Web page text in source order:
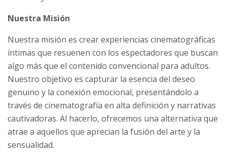
Nuestra Misión
Nuestra misión es crear experiencias cinematográficas
íntimas que resuenen con los espectadores que buscan
algo más que el contenido convencional para adultos.
Nuestro objetivo es capturar la esencia del deseo
genuino y la conexión emocional, presentándolo a
través de cinematografía en alta definición y narrativas
cautivadoras. Al hacerlo, ofrecemos una alternativa que
atrae a aquellos que aprecian la fusión del arte y la
sensualidad.